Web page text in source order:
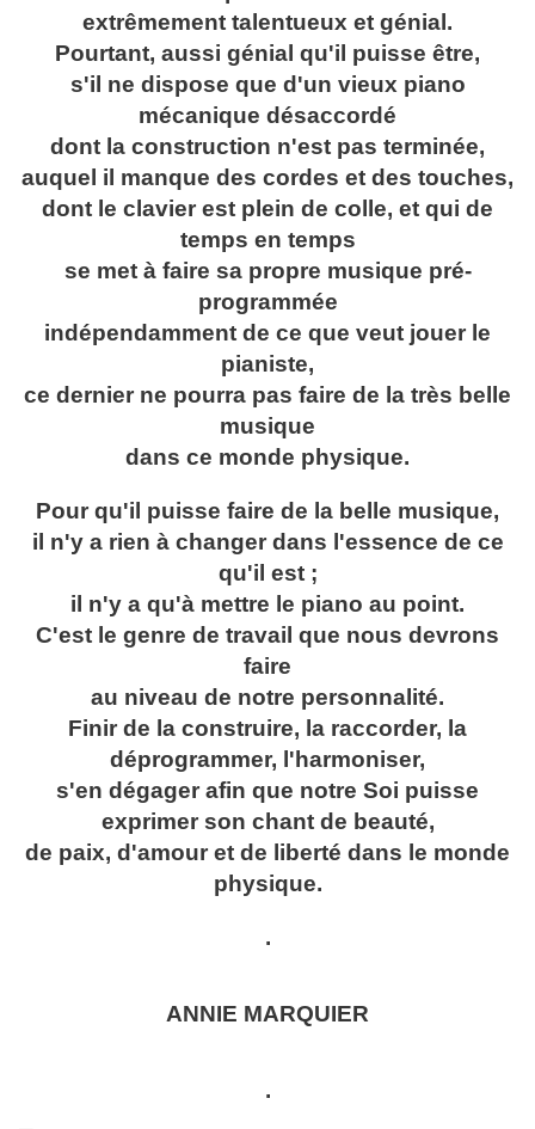
extrêmement talentueux et génial.
Pourtant, aussi génial qu'il puisse être,
s'il ne dispose que d'un vieux piano
mécanique désaccordé
dont la construction n'est pas terminée,
auquel il manque des cordes et des touches,
dont le clavier est plein de colle, et qui de
temps en temps
se met à faire sa propre musique pré-
programmée
indépendamment de ce que veut jouer le
pianiste,
ce dernier ne pourra pas faire de la très belle
musique
dans ce monde physique.
Pour qu'il puisse faire de la belle musique,
il n'y a rien à changer dans l'essence de ce
qu'il est ;
il n'y a qu'à mettre le piano au point.
C'est le genre de travail que nous devrons
faire
au niveau de notre personnalité.
Finir de la construire, la raccorder, la
déprogrammer, l'harmoniser,
s'en dégager afin que notre Soi puisse
exprimer son chant de beauté,
de paix, d'amour et de liberté dans le monde
physique.
.
ANNIE MARQUIER
.